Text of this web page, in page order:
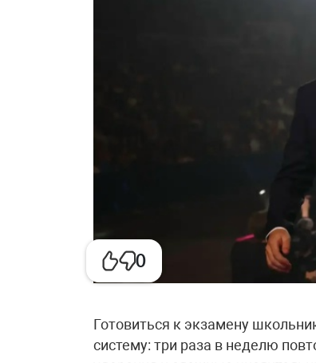
0
Готовиться к экзамену
систему: три раза в неделю